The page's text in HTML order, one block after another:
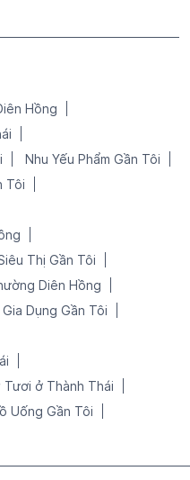
Hồng
Nhu Yếu Phẩm Gần Tôi
Tôi
Thị Gần Tôi
Diên Hồng
Dụng Gần Tôi
Tươi ở Thành Thái
Uống Gần Tôi